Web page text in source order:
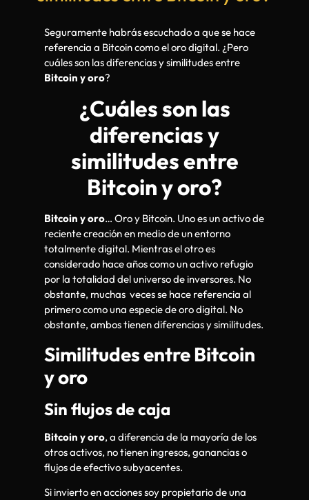
Seguramente habrás escuchado a que se hace
referencia a Bitcoin como el oro digital. ¿Pero
cuáles son las diferencias y similitudes entre
Bitcoin y oro?
¿Cuáles son las
diferencias y
similitudes entre
Bitcoin y oro?
Bitcoin y oro… Oro y Bitcoin. Uno es un activo de
reciente creación en medio de un entorno
totalmente digital. Mientras el otro es
considerado hace años como un activo refugio
por la totalidad del universo de inversores. No
obstante, muchas veces se hace referencia al
primero como una especie de oro digital. No
obstante, ambos tienen diferencias y similitudes.
Similitudes entre Bitcoin
y oro
Sin flujos de caja
Bitcoin y oro, a diferencia de la mayoría de los
otros activos, no tienen ingresos, ganancias o
flujos de efectivo subyacentes.
Si invierto en acciones soy propietario de una